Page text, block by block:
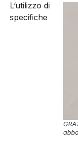
L’utilizzo di
specifiche